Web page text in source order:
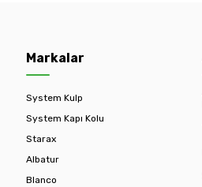
Markalar
System Kulp
System Kapı Kolu
Starax
Albatur
Blanco